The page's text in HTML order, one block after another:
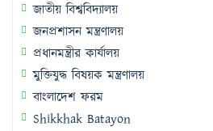
জাতীয় বিশ্ববিদ্যালয়
জনপ্রশাসন মন্ত্রণালয়
প্রধানমন্ত্রীর কার্যালয়
মুক্তিযুদ্ধ বিষয়ক মন্ত্রণালয়
বাংলাদেশ ফরম
Shikkhak Batayon